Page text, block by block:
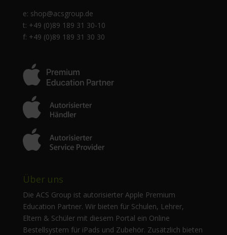
e: shop@acsgroup.de
t: +49 (0)89 189 31 30-10
f: +49 (0)89 189 31 30 30
Über uns
Die ACS Group ist autorisierter Apple Premium
Education Partner. Wir bieten für Schulen, Lehrer,
Eltern & Schüler mit diesem Portal ein Online
Bestellsystem für iPads und Zubehör. Zusätzlich bieten